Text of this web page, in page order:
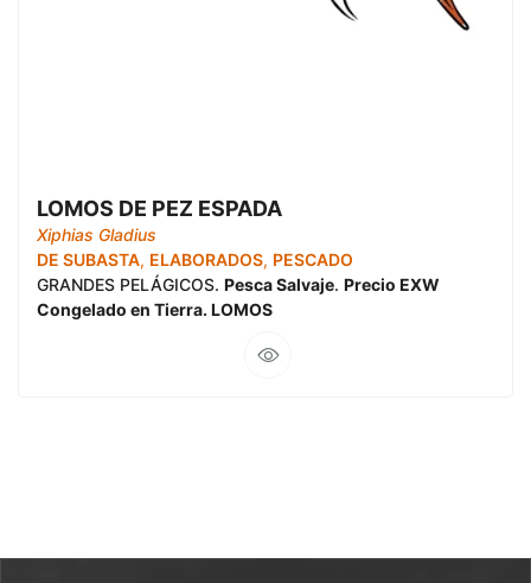
LOMOS DE PEZ ESPADA
Xiphias Gladius
DE SUBASTA, ELABORADOS, PESCADO
GRANDES PELÁGICOS. Pesca Salvaje. Precio EXW
Congelado en Tierra. LOMOS